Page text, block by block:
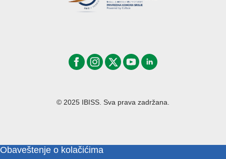
© 2025 IBISS. Sva prava zadržana.
Obaveštenje o kolačićima